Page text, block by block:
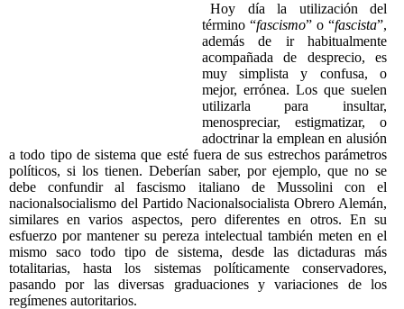
Hoy día la utilización del
término “fascismo” o “fascista”,
además de ir habitualmente
acompañada de desprecio, es
muy simplista y confusa, o
mejor, errónea. Los que suelen
utilizarla para insultar,
menospreciar, estigmatizar, o
adoctrinar la emplean en alusión
a todo tipo de sistema que esté fuera de sus estrechos parámetros
políticos, si los tienen. Deberían saber, por ejemplo, que no se
debe confundir al fascismo italiano de Mussolini con el
nacionalsocialismo del Partido Nacionalsocialista Obrero Alemán,
similares en varios aspectos, pero diferentes en otros. En su
esfuerzo por mantener su pereza intelectual también meten en el
mismo saco todo tipo de sistema, desde las dictaduras más
totalitarias, hasta los sistemas políticamente conservadores,
pasando por las diversas graduaciones y variaciones de los
regímenes autoritarios.